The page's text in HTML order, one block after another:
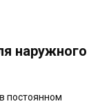
наружного
постоянном